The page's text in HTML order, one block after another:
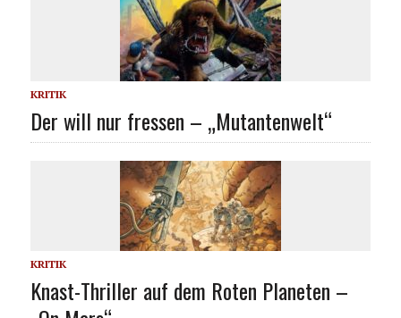
KRITIK
Der will nur fressen – „Mutantenwelt“
KRITIK
Knast-Thriller auf dem Roten Planeten –